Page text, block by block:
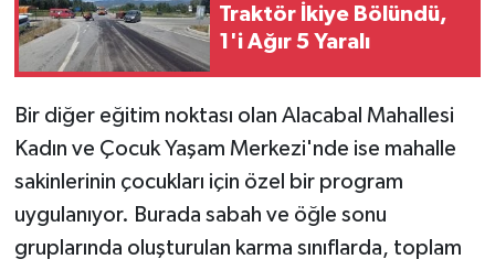
Traktör İkiye Bölündü,
1'i Ağır 5 Yaralı
Bir diğer eğitim noktası olan Alacabal Mahallesi
Kadın ve Çocuk Yaşam Merkezi'nde ise mahalle
sakinlerinin çocukları için özel bir program
uygulanıyor. Burada sabah ve öğle sonu
gruplarında oluşturulan karma sınıflarda, toplam